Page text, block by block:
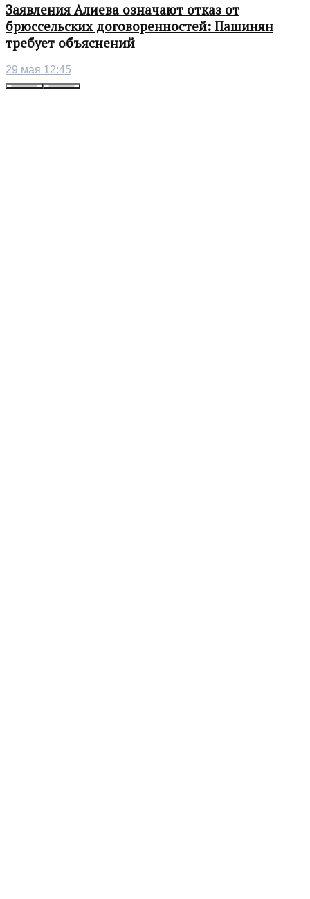
Заявления Алиева означают отказ от
брюссельских договоренностей: Пашинян
требует объяснений
29 мая 12:45